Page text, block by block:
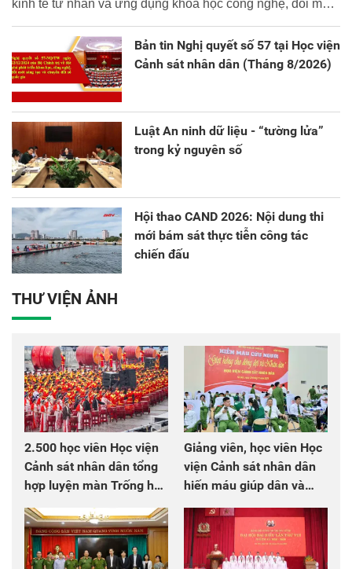
kinh tế tư nhân và ứng dụng khoa học công nghệ, đổi mới
Bản tin Nghị quyết số 57 tại Học viện
Cảnh sát nhân dân (Tháng 8/2026)
Luật An ninh dữ liệu - “tường lửa”
trong kỷ nguyên số
Hội thao CAND 2026: Nội dung thi
mới bám sát thực tiễn công tác
chiến đấu
THƯ VIỆN ẢNH
2.500 học viên Học viện
Cảnh sát nhân dân tổng
hợp luyện màn Trống hội
chào mừng Đại hội Đảng
Giảng viên, học viên Học
viện Cảnh sát nhân dân
hiến máu giúp dân và
đồng đội